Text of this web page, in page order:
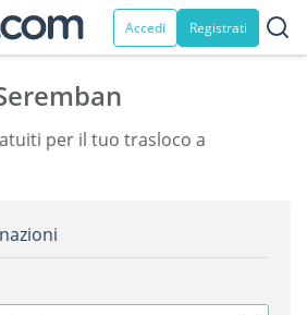
Accedi Registrati
per il tuo trasloco a